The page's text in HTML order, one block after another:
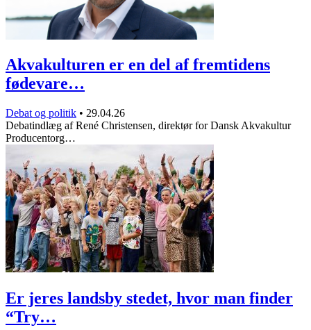
Akvakulturen er en del af fremtidens
fødevare…
Debat og politik • 29.04.26
Debatindlæg af René Christensen, direktør for Dansk Akvakultur
Producentorg…
Er jeres landsby stedet, hvor man finder
“Try…